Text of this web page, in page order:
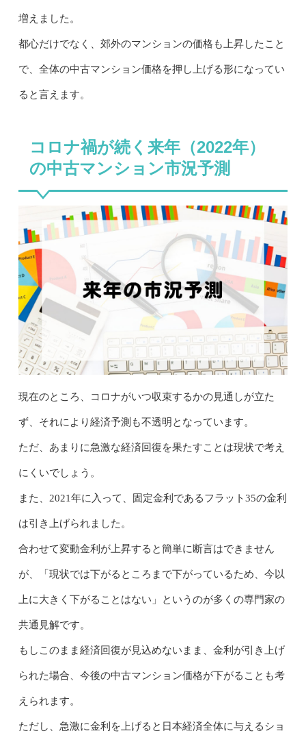
増えました。
都心だけでなく、郊外のマンションの価格も上昇したこと
で、全体の中古マンション価格を押し上げる形になってい
ると言えます。
コロナ禍が続く来年（2022年）
の中古マンション市況予測
現在のところ、コロナがいつ収束するかの見通しが立た
ず、それにより経済予測も不透明となっています。
ただ、あまりに急激な経済回復を果たすことは現状で考え
にくいでしょう。
また、2021年に入って、固定金利であるフラット35の金利
は引き上げられました。
合わせて変動金利が上昇すると簡単に断言はできません
が、「現状では下がるところまで下がっているため、今以
上に大きく下がることはない」というのが多くの専門家の
共通見解です。
もしこのまま経済回復が見込めないまま、金利が引き上げ
られた場合、今後の中古マンション価格が下がることも考
えられます。
ただし、急激に金利を上げると日本経済全体に与えるショ